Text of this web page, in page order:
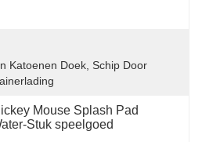
Katoenen Doek, Schip Door
Mouse Splash Pad
Stuk speelgoed